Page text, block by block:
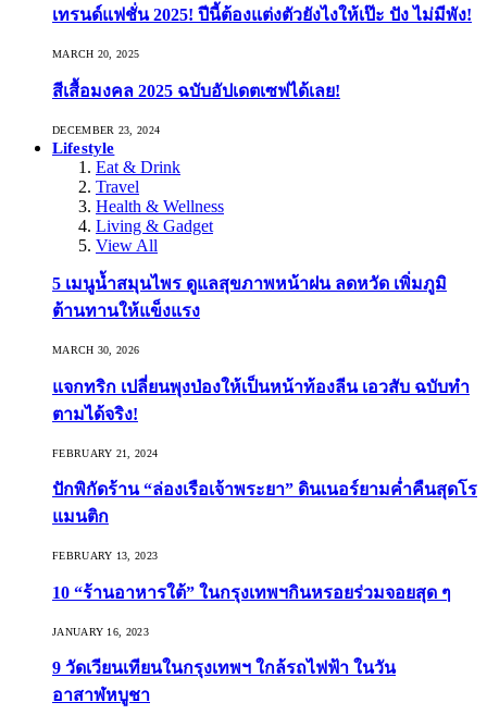
เทรนด์แฟชั่น 2025! ปีนี้ต้องแต่งตัวยังไงให้เป๊ะ ปัง ไม่มีพัง!
MARCH 20, 2025
สีเสื้อมงคล 2025 ฉบับอัปเดตเซฟได้เลย!
DECEMBER 23, 2024
Lifestyle
Eat & Drink
Travel
Health & Wellness
Living & Gadget
View All
5 เมนูน้ำสมุนไพร ดูแลสุขภาพหน้าฝน ลดหวัด เพิ่มภูมิ
ต้านทานให้แข็งแรง
MARCH 30, 2026
แจกทริก เปลี่ยนพุงป่องให้เป็นหน้าท้องลีน เอวสับ ฉบับทำ
ตามได้จริง!
FEBRUARY 21, 2024
ปักพิกัดร้าน “ล่องเรือเจ้าพระยา” ดินเนอร์ยามค่ำคืนสุดโร
แมนติก
FEBRUARY 13, 2023
10 “ร้านอาหารใต้” ในกรุงเทพฯกินหรอยร่วมจอยสุด ๆ
JANUARY 16, 2023
9 วัดเวียนเทียนในกรุงเทพฯ ใกล้รถไฟฟ้า ในวัน
อาสาฬหบูชา